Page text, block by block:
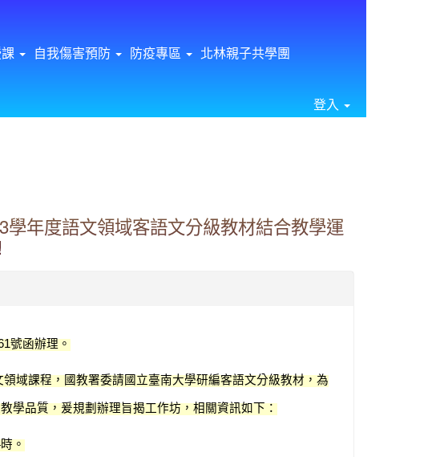
自我傷害預防 防疫專區
北林親子共學團
登入
年度語文領域客語文分級教材結合教學運
號函辦理。
域課程，國教署委請國立臺南大學研編客語文分級教材，為
學品質，爰規劃辦理旨揭工作坊，相關資訊如下：
時。